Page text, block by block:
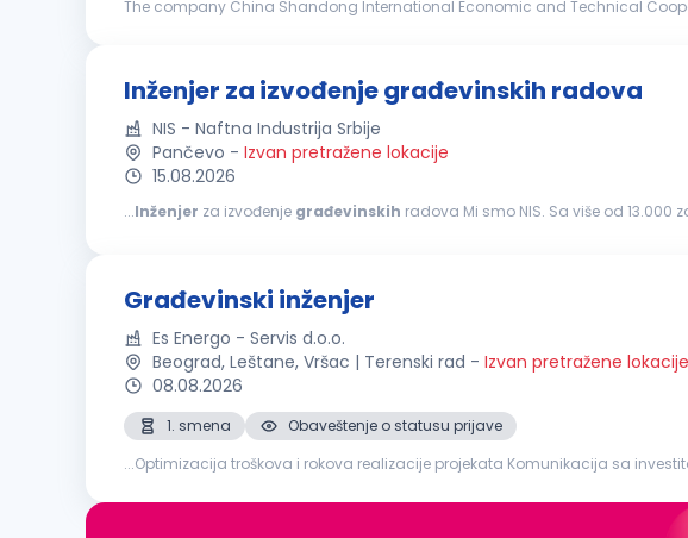
The company China Shandong International Economic and Technical
Inženjer za izvođenje građevinskih radova
NIS - Naftna Industrija Srbije
Pančevo - Izvan pretražene lokacije
15.08.2026
...Inženjer za izvođenje građevinskih radova Mi smo NIS. Sa više od 13.000 zaposlenih, zajedno činimo jedan od najvećih energetskih sistema u jugoistočnoj
Građevinski inženjer
Es Energo - Servis d.o.o.
Beograd, Leštane, Vršac | Terenski rad - Izvan pretražene lokacije
08.08.2026
1. smena
Obaveštenje o statusu prijave
...Optimizacija troškova i rokova realizacije projekata Komunikacija sa investitorima i